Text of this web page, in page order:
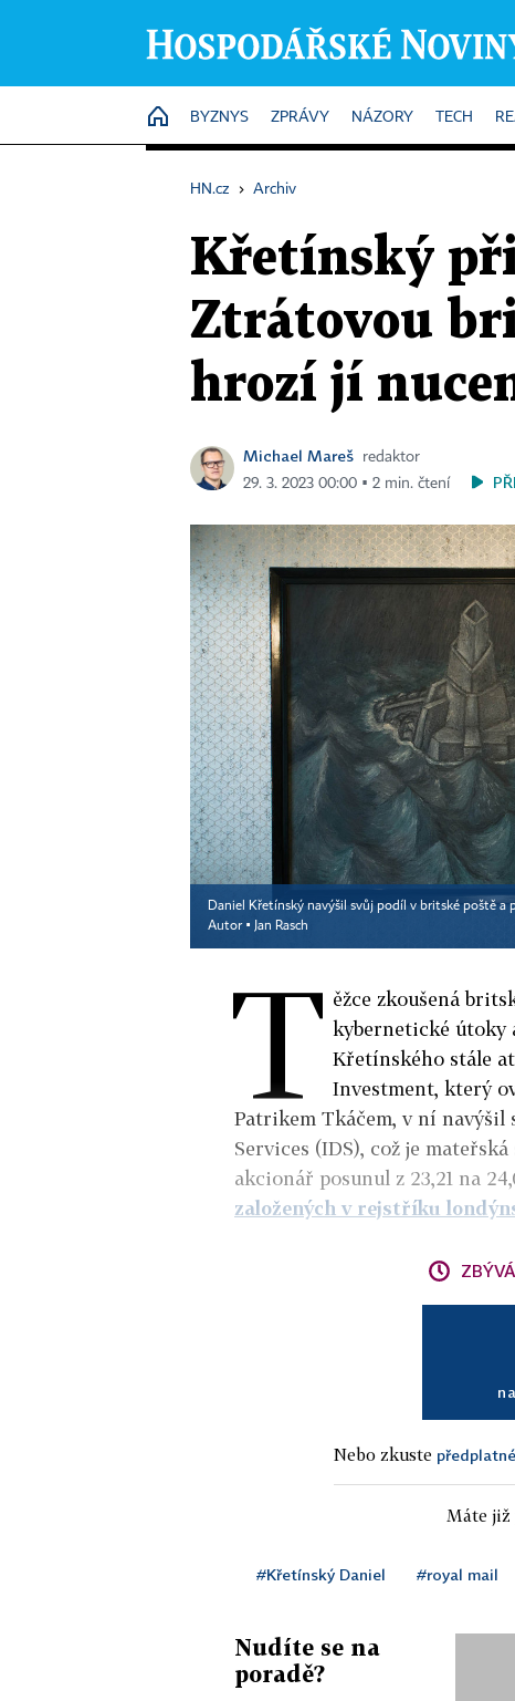
HOME
BYZNYS ZPRÁVY NÁZORY TECH
HN.cz › Archiv
Křetínský
Ztrátovou
hrozí jí
Michael Mareš
redaktor
29. 3. 2023 00:00 ▪ 2 min. čtení
Daniel Křetínský navýšil svůj podíl v britské poště
Autor ▪ Jan Rasch
T ěžce zkoušená
kybernetické útoky
Křetínského stále
Investment, který
Patrikem Tkáčem, v ní
Services (IDS), což je
akcionář posunul z 23,21 na
založených v rejstříku
Nebo zkuste
Máte již
#Křetínský Daniel #royal mail
Nudíte se na
poradě?